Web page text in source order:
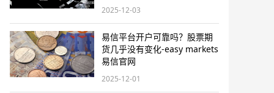
2025-12-03
易信平台开户可靠吗？股票期
货几乎没有变化-easy markets
易信官网
2025-12-01